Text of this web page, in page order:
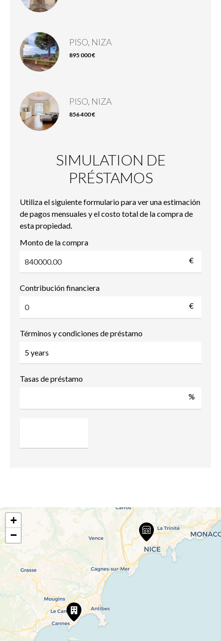
PISO, NIZA
895 000 €
PISO, NIZA
856 400 €
SIMULATION DE
PRÉSTAMOS
Utiliza el siguiente formulario para ver una estimación
de pagos mensuales y el costo total de la compra de
esta propiedad.
Monto de la compra
€
Contribución financiera
€
Términos y condiciones de préstamo
Tasas de préstamo
%
+
−